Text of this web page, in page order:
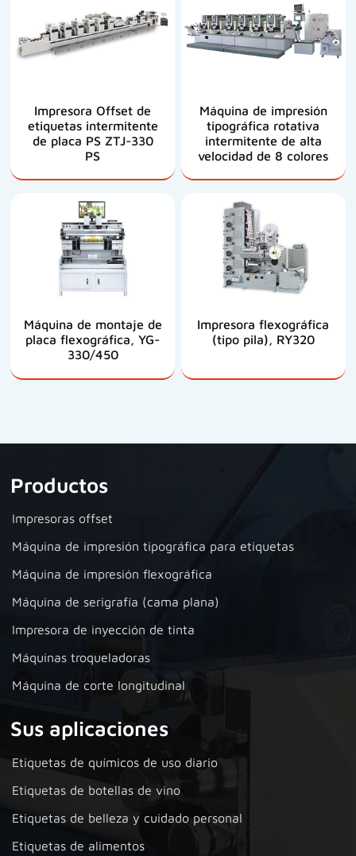
Impresora Offset de
etiquetas intermitente
de placa PS ZTJ-330
PS
Máquina de impresión
tipográfica rotativa
intermitente de alta
velocidad de 8 colores
Máquina de montaje de
placa flexográfica, YG-
330/450
Impresora flexográfica
(tipo pila), RY320
Productos
Impresoras offset
Máquina de impresión tipográfica para etiquetas
Máquina de impresión flexográfica
Máquina de serigrafía (cama plana)
Impresora de inyección de tinta
Máquinas troqueladoras
Máquina de corte longitudinal
Sus aplicaciones
Etiquetas de químicos de uso diario
Etiquetas de botellas de vino
Etiquetas de belleza y cuidado personal
Etiquetas de alimentos